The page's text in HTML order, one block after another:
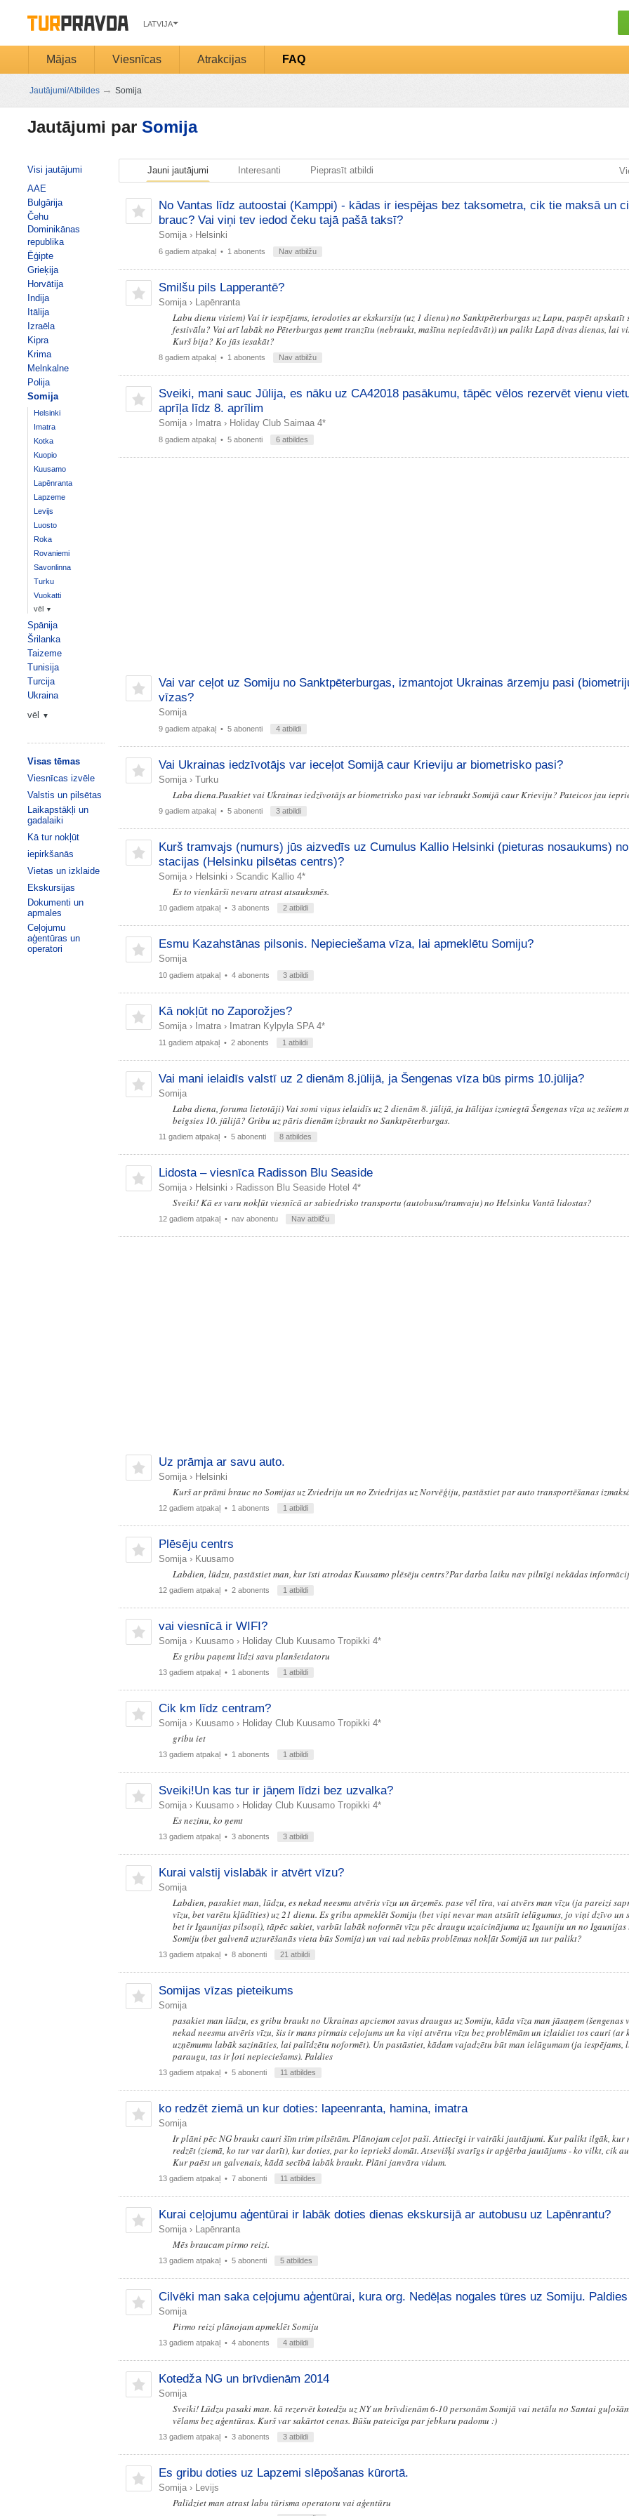
LATVIJA
Mājas Viesnīcas Atrakcijas FAQ
Jautājumi/Atbildes → Somija
Jautājumi par Somija
Jauni jautājumi Interesanti Pieprasīt atbildi
No Vantas līdz autoostai (Kamppi) - kādas ir iespējas bez taksometra, cik tie maksā un
brauc? Vai viņi tev iedod čeku tajā pašā taksī?
Somija› Helsinki
6 gadiem atpakaļ• 1 abonents Nav atbilžu
Smilšu pils Lapperantē?
Somija› Lapēnranta
Labu dienu visiem) Vai ir iespējams, ierodoties ar ekskursiju (uz 1 dienu) no Sanktpēterburgas uz Lapu, paspēt apskatīt
festivālu? Vai arī labāk no Pēterburgas ņemt tranzītu (nebraukt, mašīnu nepiedāvāt)) un palikt Lapā divas dienas, lai
Kurš bija? Ko jūs iesakāt?
8 gadiem atpakaļ• 1 abonents Nav atbilžu
Sveiki, mani sauc Jūlija, es nāku uz CA42018 pasākumu, tāpēc vēlos rezervēt vienu
aprīļa līdz 8. aprīlim
Somija› Imatra› Holiday Club Saimaa 4*
8 gadiem atpakaļ• 5 abonenti 6 atbildes
Vai var ceļot uz Somiju no Sanktpēterburgas, izmantojot Ukrainas ārzemju pasi
vīzas?
Somija
9 gadiem atpakaļ• 5 abonenti 4 atbildi
Vai Ukrainas iedzīvotājs var ieceļot Somijā caur Krieviju ar biometrisko pasi?
Somija› Turku
Laba diena.Pasakiet vai Ukrainas iedzīvotājs ar biometrisko pasi var iebraukt Somijā caur Krieviju? Pateicos jau
9 gadiem atpakaļ• 5 abonenti 3 atbildi
Kurš tramvajs (numurs) jūs aizvedīs uz Cumulus Kallio Helsinki (pieturas nosaukums)
stacijas (Helsinku pilsētas centrs)?
Somija› Helsinki › Scandic Kallio 4*
Es to vienkārši nevaru atrast atsauksmēs.
10 gadiem atpakaļ• 3 abonents 2 atbildi
Esmu Kazahstānas pilsonis. Nepieciešama vīza, lai apmeklētu Somiju?
Somija
10 gadiem atpakaļ• 4 abonents 3 atbildi
Kā nokļūt no Zaporožjes?
Somija› Imatra› Imatran Kylpyla SPA 4*
11 gadiem atpakaļ• 2 abonents 1 atbildi
Vai mani ielaidīs valstī uz 2 dienām 8.jūlijā, ja Šengenas vīza būs pirms 10.jūlija?
Somija
Laba diena, foruma lietotāji) Vai somi viņus ielaidīs uz 2 dienām 8. jūlijā, ja Itālijas izsniegtā Šengenas vīza uz sešiem
beigsies 10. jūlijā? Gribu uz pāris dienām izbraukt no Sanktpēterburgas.
11 gadiem atpakaļ• 5 abonenti 8 atbildes
Lidosta – viesnīca Radisson Blu Seaside
Somija› Helsinki › Radisson Blu Seaside Hotel 4*
Sveiki! Kā es varu nokļūt viesnīcā ar sabiedrisko transportu (autobusu/tramvaju) no Helsinku Vantā lidostas?
12 gadiem atpakaļ• nav abonentu Nav atbilžu
Uz prāmja ar savu auto.
Somija› Helsinki
Kurš ar prāmi brauc no Somijas uz Zviedriju un no Zviedrijas uz Norvēģiju, pastāstiet par auto transportēšanas
12 gadiem atpakaļ• 1 abonents 1 atbildi
Plēsēju centrs
Somija› Kuusamo
Labdien, lūdzu, pastāstiet man, kur īsti atrodas Kuusamo plēsēju centrs?Par darba laiku nav pilnīgi nekādas
12 gadiem atpakaļ• 2 abonents 1 atbildi
vai viesnīcā ir WIFI?
Somija› Kuusamo› Holiday Club Kuusamo Tropikki 4*
Es gribu paņemt līdzi savu planšetdatoru
13 gadiem atpakaļ• 1 abonents 1 atbildi
Cik km līdz centram?
Somija› Kuusamo› Holiday Club Kuusamo Tropikki 4*
gribu iet
13 gadiem atpakaļ• 1 abonents 1 atbildi
Sveiki!Un kas tur ir jāņem līdzi bez uzvalka?
Somija› Kuusamo› Holiday Club Kuusamo Tropikki 4*
Es nezinu, ko ņemt
13 gadiem atpakaļ• 3 abonents 3 atbildi
Kurai valstij vislabāk ir atvērt vīzu?
Somija
Labdien, pasakiet man, lūdzu, es nekad neesmu atvēris vīzu un ārzemēs. pase vēl tīra, vai atvērs man vīzu (ja pareizi
vīzu, bet varētu kļūdīties) uz 21 dienu. Es gribu apmeklēt Somiju (bet viņi nevar man atsūtīt ielūgumus, jo viņi dzīvo un
bet ir Igaunijas pilsoņi), tāpēc sakiet, varbūt labāk noformēt vīzu pēc draugu uzaicinājuma uz Igauniju un no Igaunijas
Somiju (bet galvenā uzturēšanās vieta būs Somija) un vai tad nebūs problēmas nokļūt Somijā un tur palikt?
13 gadiem atpakaļ• 8 abonenti 21 atbildi
Somijas vīzas pieteikums
Somija
pasakiet man lūdzu, es gribu braukt no Ukrainas apciemot savus draugus uz Somiju, kāda vīza man jāsaņem (šengenas
nekad neesmu atvēris vīzu, šis ir mans pirmais ceļojums un ka viņi atvērtu vīzu bez problēmām un izlaidiet tos cauri (ar
uzņēmumu labāk sazināties, lai palīdzētu noformēt). Un pastāstiet, kādam vajadzētu būt man ielūgumam (ja iespējams,
paraugu, tas ir ļoti nepieciešams). Paldies
13 gadiem atpakaļ• 5 abonenti 11 atbildes
ko redzēt ziemā un kur doties: lapeenranta, hamina, imatra
Somija
Ir plāni pēc NG braukt cauri šīm trim pilsētām. Plānojam ceļot paši. Attiecīgi ir vairāki jautājumi. Kur palikt ilgāk, kur
redzēt (ziemā, ko tur var darīt), kur doties, par ko iepriekš domāt. Atsevišķi svarīgs ir apģērba jautājums - ko vilkt, cik
Kur paēst un galvenais, kādā secībā labāk braukt. Plāni janvāra vidum.
13 gadiem atpakaļ• 7 abonenti 11 atbildes
Kurai ceļojumu aģentūrai ir labāk doties dienas ekskursijā ar autobusu uz Lapēnrantu?
Somija› Lapēnranta
Mēs braucam pirmo reizi.
13 gadiem atpakaļ• 5 abonenti 5 atbildes
Cilvēki man saka ceļojumu aģentūrai, kura org. Nedēļas nogales tūres uz Somiju. Paldies
Somija
Pirmo reizi plānojam apmeklēt Somiju
13 gadiem atpakaļ• 4 abonents 4 atbildi
Kotedža NG un brīvdienām 2014
Somija
Sveiki! Lūdzu pasaki man. kā rezervēt kotedžu uz NY un brīvdienām 6-10 personām Somijā vai netālu no Santai
vēlams bez aģentūras. Kurš var sakārtot cenas. Būšu pateicīga par jebkuru padomu :)
13 gadiem atpakaļ• 3 abonents 3 atbildi
Es gribu doties uz Lapzemi slēpošanas kūrortā.
Somija› Levijs
Palīdziet man atrast labu tūrisma operatoru vai aģentūru
Visi jautājumi
AAE
Bulgārija
Čehu
Dominikānas
republika
Ēģipte
Grieķija
Horvātija
Indija
Itālija
Izraēla
Kipra
Krima
Melnkalne
Polija
Somija
Helsinki
Imatra
Kotka
Kuopio
Kuusamo
Lapēnranta
Lapzeme
Levijs
Luosto
Roka
Rovaniemi
Savonlinna
Turku
Vuokatti
vēl ▼
Spānija
Šrilanka
Taizeme
Tunisija
Turcija
Ukraina
vēl
▼
Visas tēmas
Viesnīcas izvēle
Valstis un pilsētas
Laikapstākļi un
gadalaiki
Kā tur nokļūt
iepirkšanās
Vietas un izklaide
Ekskursijas
Dokumenti un
apmales
Ceļojumu
aģentūras un
operatori